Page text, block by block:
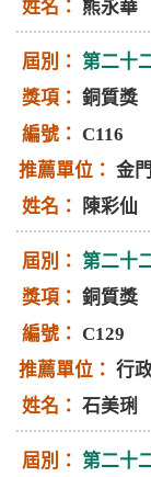
熊永華
第二十
銅質獎
C116
金
陳彩仙
第二十
銅質獎
C129
行
石美琍
第二十